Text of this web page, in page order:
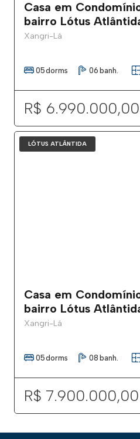
Casa em
bairro Lótus
Xangri-Lá
05dorms 06 banh.
R$ 6.990.000,00
LÓTUS ATLÂNTIDA
Casa em
bairro Lótus
Xangri-Lá
05dorms 08 banh.
R$ 7.900.000,00